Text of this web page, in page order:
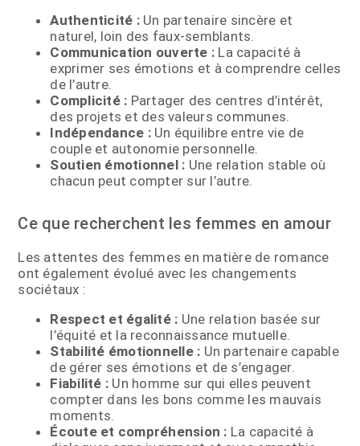
Authenticité :Un partenaire sincère et
naturel, loin des faux-semblants.
Communication ouverte : La capacité à
exprimer ses émotions et à comprendre celles
de l’autre.
Complicité : Partager des centres d’intérêt,
des projets et des valeurs communes.
Indépendance :Un équilibre entre vie de
couple et autonomie personnelle.
Soutien émotionnel : Une relation stable où
chacun peut compter sur l’autre.
Ce que recherchent les femmes en amour
Les attentes des femmes en matière de romance
ont également évolué avec les changements
sociétaux :
Respect et égalité : Une relation basée sur
l’équité et la reconnaissance mutuelle.
Stabilité émotionnelle : Un partenaire capable
de gérer ses émotions et de s’engager.
Fiabilité : Un homme sur qui elles peuvent
compter dans les bons comme les mauvais
moments.
Écoute et compréhension : La capacité à